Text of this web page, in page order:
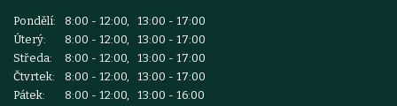
Pondělí:
8:00 - 12:00, 13:00 - 17:00
Úterý:
8:00 - 12:00, 13:00 - 17:00
Středa:
8:00 - 12:00, 13:00 - 17:00
Čtvrtek:
8:00 - 12:00, 13:00 - 17:00
Pátek:
8:00 - 12:00, 13:00 - 16:00